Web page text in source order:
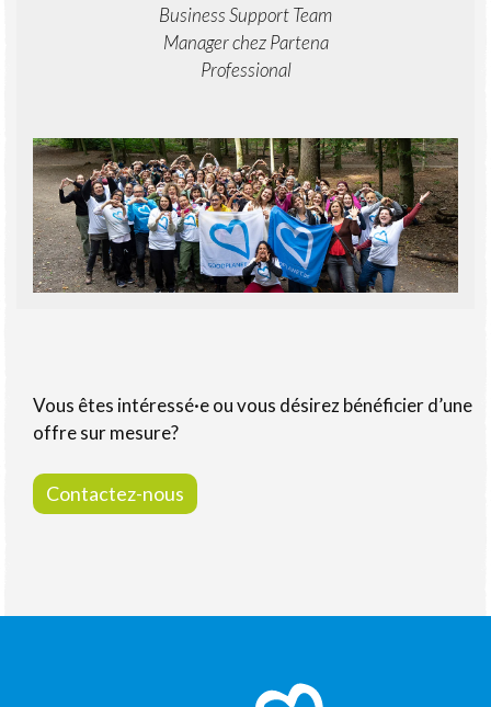
Business Support Team
Manager chez Partena
Professional
Vous êtes intéressé·e ou vous désirez bénéficier d’une
offre sur mesure?
Contactez-nous